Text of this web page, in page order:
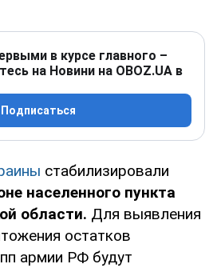
в курсе главного –
на Новини на OBOZ.UA в
Подписаться
стабилизировали
населенного пункта
области. Для выявления
остатков
армии РФ будут